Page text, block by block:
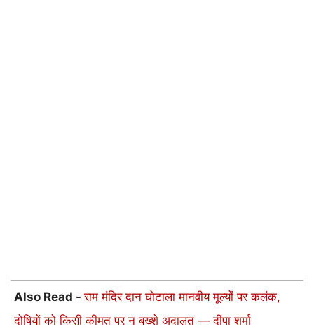
Also Read -राम मंदिर दान घोटाला मानवीय मूल्यों पर कलंक,
दोषियों को किसी कीमत पर न बख्शे अदालत — दीपा शर्मा